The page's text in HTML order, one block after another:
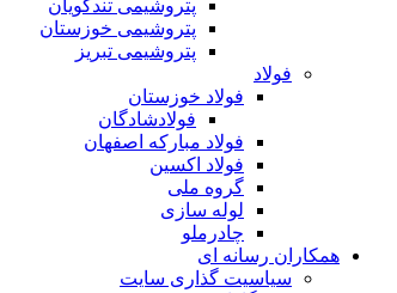
پتروشیمی تندگویان
پتروشیمی خوزستان
پتروشیمی تبریز
فولاد
فولاد خوزستان
فولادشادگان
فولاد مبارکه اصفهان
فولاد اکسین
گروه ملی
لوله سازی
چادرملو
همکاران رسانه ای
سیاسیت گذاری سایت